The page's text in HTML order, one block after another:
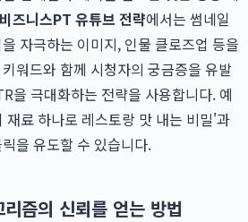
비즈니스PT 유튜브 전략에서는 썸네일
자극하는 이미지, 인물 클로즈업 등을
워드와 함께 시청자의 궁금증을 유발
을 극대화하는 전략을 사용합니다. 예
료 하나로 레스토랑 맛 내는 비밀'과
을 유도할 수 있습니다.
즘의 신뢰를 얻는 방법